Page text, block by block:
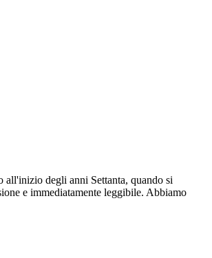
all'inizio degli anni Settanta, quando si
e immediatamente leggibile. Abbiamo